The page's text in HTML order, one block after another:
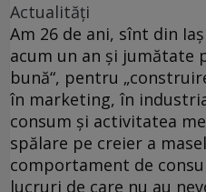
Actualități
Am 26 de ani, sînt din
acum un an şi jumătate
bună“, pentru
în marketing, în
consum şi activitatea
spălare pe creier a
comportament de
lucruri de care nu au